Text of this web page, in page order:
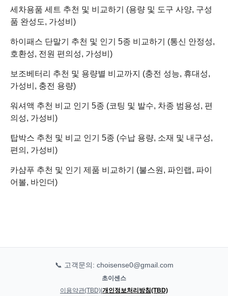
세차용품 세트 추천 및 비교하기 (용량 및 도구 사양, 구성
품 완성도, 가성비)
하이패스 단말기 추천 및 인기 5종 비교하기 (통신 안정성,
호환성, 전원 편의성, 가성비)
보조베터리 추천 및 용량별 비교까지 (충전 성능, 휴대성,
가성비, 충전 용량)
워셔액 추천 비교 인기 5종 (코팅 및 발수, 차종 범용성, 편
의성, 가성비)
탑박스 추천 및 비교 인기 5종 (수납 용량, 소재 및 내구성,
편의, 가성비)
카샴푸 추천 및 인기 제품 비교하기 (불스원, 파인랩, 파이
어볼, 바인더)
📞 고객문의: choisense0@gmail.com
초이센스
이용약관(TBD) 개인정보처리방침(TBD)